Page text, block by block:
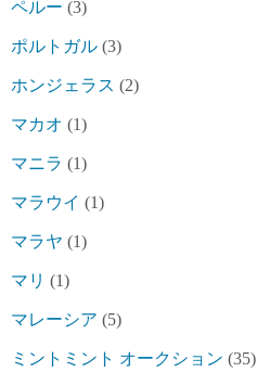
ペルー (3)
ポルトガル (3)
ホンジェラス (2)
マカオ (1)
マニラ (1)
マラウイ (1)
マラヤ (1)
マリ (1)
マレーシア (5)
ミントミント オークション (35)